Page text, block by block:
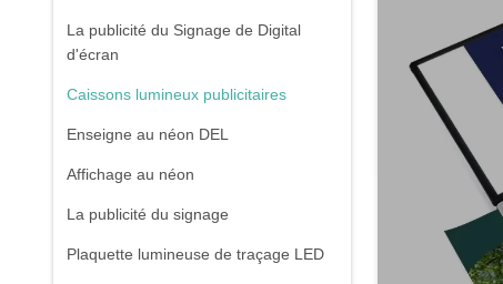
La publicité du Signage de Digital
d'écran
Caissons lumineux publicitaires
Enseigne au néon DEL
Affichage au néon
La publicité du signage
Plaquette lumineuse de traçage LED